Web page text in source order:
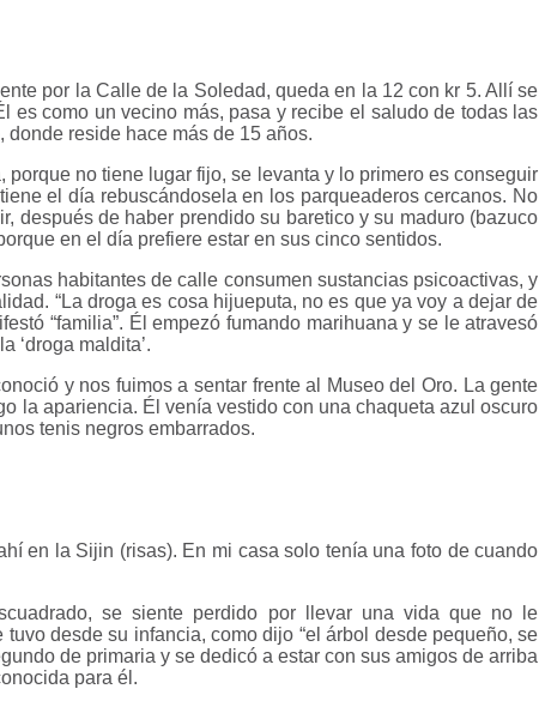
por la Calle de la Soledad, queda en la 12 con kr 5. Allí se
es como un vecino más, pasa y recibe el saludo de todas las
reside hace más de 15 años.
no tiene lugar fijo, se levanta y lo primero es conseguir
el día rebuscándosela en los parqueaderos cercanos. No
después de haber prendido su baretico y su maduro (bazuco
en el día prefiere estar en sus cinco sentidos.
habitantes de calle consumen sustancias psicoactivas, y
“La droga es cosa hijueputa, no es que ya voy a dejar de
“familia”. Él empezó fumando marihuana y se le atravesó
‘droga maldita’.
y nos fuimos a sentar frente al Museo del Oro. La gente
la apariencia. Él venía vestido con una chaqueta azul oscuro
tenis negros embarrados.
en la Sijin (risas). En mi casa solo tenía una foto de cuando
se siente perdido por llevar una vida que no le
desde su infancia, como dijo “el árbol desde pequeño, se
de primaria y se dedicó a estar con sus amigos de arriba
para él.